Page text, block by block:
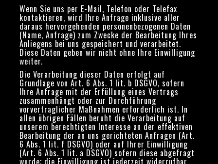
Wenn Sie uns per E-Mail, Telefon oder Telefax
kontaktieren, wird Ihre Anfrage inklusive aller
daraus hervorgehenden personenbezogenen Daten
(Name, Anfrage) zum Zwecke der Bearbeitung Ihres
Anliegens bei uns gespeichert und verarbeitet.
Diese Daten geben wir nicht ohne Ihre Einwilligung
weiter.
Die Verarbeitung dieser Daten erfolgt auf
Grundlage von Art. 6 Abs. 1 lit. b DSGVO, sofern
Ihre Anfrage mit der Erfüllung eines Vertrags
zusammenhängt oder zur Durchführung
vorvertraglicher Maßnahmen erforderlich ist. In
allen übrigen Fällen beruht die Verarbeitung auf
unserem berechtigten Interesse an der effektiven
Bearbeitung der an uns gerichteten Anfragen (Art.
6 Abs. 1 lit. f DSGVO) oder auf Ihrer Einwilligung
(Art. 6 Abs. 1 lit. a DSGVO) sofern diese abgefragt